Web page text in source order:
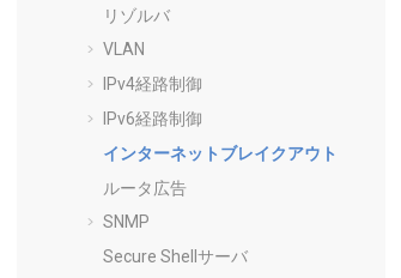
リゾルバ
VLAN
IPv4経路制御
IPv6経路制御
インターネットブレイクアウト
ルータ広告
SNMP
Secure Shellサーバ